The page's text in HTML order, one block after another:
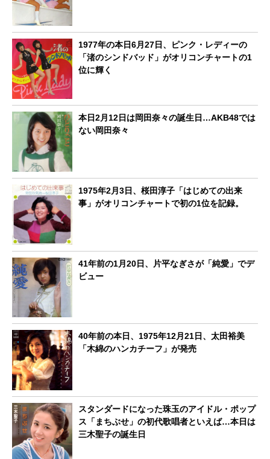
1977年の本日6月27日、ピンク・レディーの
「渚のシンドバッド」がオリコンチャートの1
位に輝く
本日2月12日は岡田奈々の誕生日…AKB48では
ない岡田奈々
1975年2月3日、桜田淳子「はじめての出来
事」がオリコンチャートで初の1位を記録。
41年前の1月20日、片平なぎさが「純愛」でデ
ビュー
40年前の本日、1975年12月21日、太田裕美
「木綿のハンカチーフ」が発売
スタンダードになった珠玉のアイドル・ポップ
ス「まちぶせ」の初代歌唱者といえば…本日は
三木聖子の誕生日